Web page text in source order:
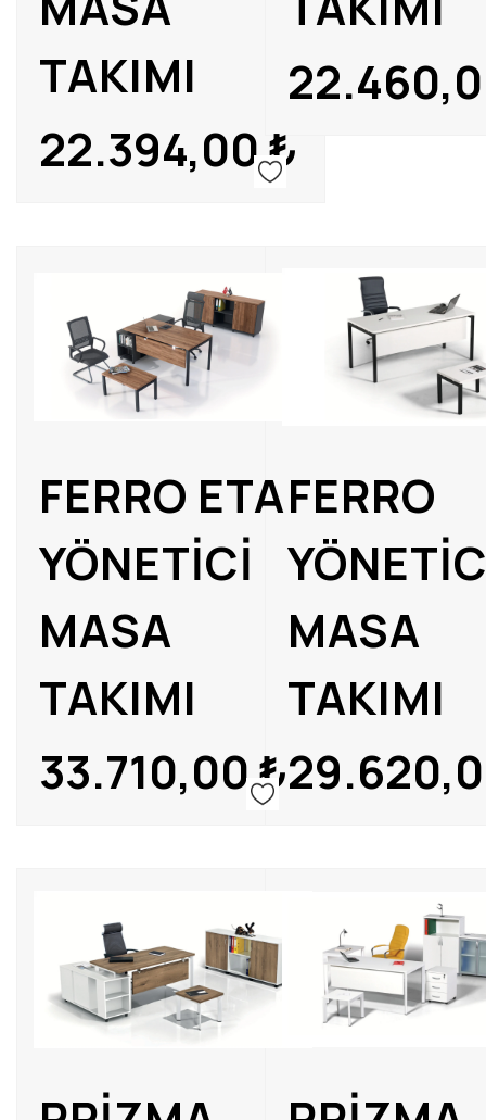
TAKIMI
22.394,00₺
FERRO ETA
YÖNETİCİ
MASA
TAKIMI
33.710,00₺
FERRO
MASA
TAKIMI